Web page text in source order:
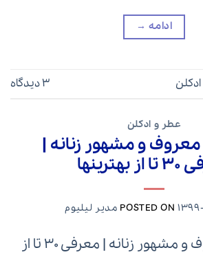
ادامه →
3 دیدگاه
عطر و ادکلن
و مشهور زنانه |
POSTED ON مدیر لیلیوم